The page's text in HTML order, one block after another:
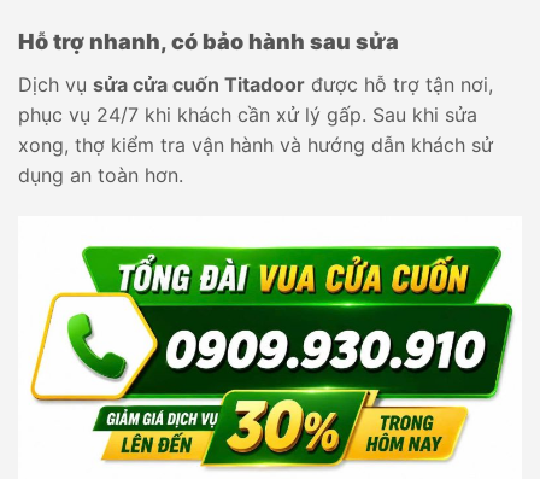
Hỗ trợ nhanh, có bảo hành sau sửa
Dịch vụ sửa cửa cuốn Titadoor được hỗ trợ tận nơi,
phục vụ 24/7 khi khách cần xử lý gấp. Sau khi sửa
xong, thợ kiểm tra vận hành và hướng dẫn khách sử
dụng an toàn hơn.